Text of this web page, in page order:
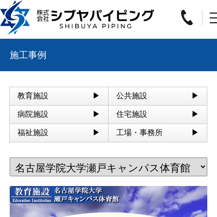
施工事例
教育施設 公共施設
病院施設 住宅施設
福祉施設 工場・事務所